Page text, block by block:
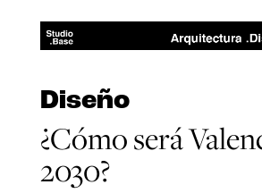
Diseño
¿Cómo será
2030?